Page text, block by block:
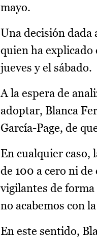
mayo.
Una decisión dada
quien ha explicado
jueves y el sábado.
A la espera de
adoptar, Blanca
García-Page, de
En cualquier caso,
de 100 a cero ni
vigilantes de
no acabemos con
En este sentido,